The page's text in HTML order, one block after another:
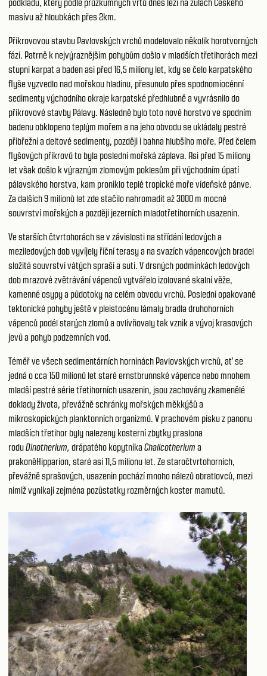
podkladu, který podle průzkumných vrtů dnes leží na žulách Českého
masívu až hloubkách přes 2km.
Příkrovovou stavbu Pavlovských vrchů modelovalo několik horotvorných
fází. Patrně k nejvýraznějším pohybům došlo v mladších třetihorách mezi
stupni karpat a baden asi před 16,5 miliony let, kdy se čelo karpatského
flyše vyzvedlo nad mořskou hladinu, přesunulo přes spodnomiocénní
sedimenty východního okraje karpatské předhlubně a vyvrásnilo do
příkrovové stavby Pálavy. Následně bylo toto nové horstvo ve spodním
badenu obklopeno teplým mořem a na jeho obvodu se ukládaly pestré
příbřežní a deltové sedimenty, později i bahna hlubšího moře. Před čelem
flyšových příkrovů to byla poslední mořská záplava. Asi před 15 miliony
let však došlo k výrazným zlomovým poklesům při východním úpatí
pálavského horstva, kam proniklo teplé tropické moře vídeňské pánve.
Za dalších 9 milionů let zde stačilo nahromadit až 3000 m mocné
souvrství mořských a později jezerních mladotřetihorních usazenin.
Ve starších čtvrtohorách se v závislosti na střídání ledových a
meziledových dob vyvíjely říční terasy a na svazích vápencových bradel
složitá souvrství vátých spraší a sutí. V drsných podmínkách ledových
dob mrazové zvětrávání vápenců vytvářelo izolované skalní věže,
kamenné osypy a půdotoky na celém obvodu vrchů. Poslední opakované
tektonické pohyby ještě v pleistocénu lámaly bradla druhohorních
vápenců podél starých zlomů a ovlivňovaly tak vznik a vývoj krasových
jevů a pohyb podzemních vod.
Téměř ve všech sedimentárních horninách Pavlovských vrchů, ať se
jedná o cca 150 milionů let staré ernstbrunnské vápence nebo mnohem
mladší pestré série třetihorních usazenin, jsou zachovány zkamenělé
doklady života, převážně schránky mořských měkkýšů a
mikroskopických planktonních organizmů. V prachovém písku z panonu
mladších třetihor byly nalezeny kosterní zbytky praslona
roduDinotherium, drápatého kopytníka Chalicotherium a
prakoněHipparion, staré asi 11,5 milionu let. Ze staročtvrtohorních,
převážně sprašových, usazenin pochází mnoho nálezů obratlovců, mezi
nimiž vynikají zejména pozůstatky rozměrných koster mamutů.